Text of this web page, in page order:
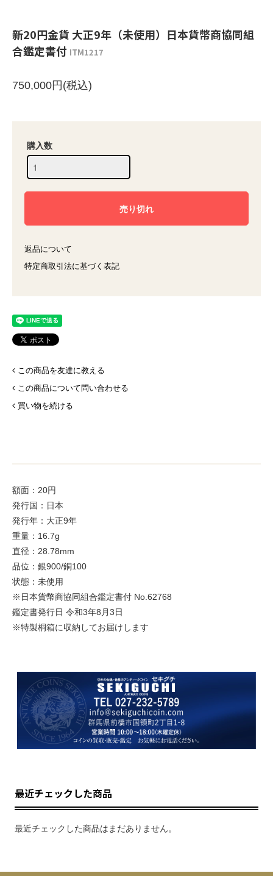
新20円金貨 大正9年（未使用）日本貨幣商協同組
合鑑定書付 ITM1217
750,000円(税込)
購入数
返品について
特定商取引法に基づく表記
この商品を友達に教える
この商品について問い合わせる
買い物を続ける
額面：20円
発行国：日本
発行年：大正9年
重量：16.7g
直径：28.78mm
品位：銀900/銅100
状態：未使用
※日本貨幣商協同組合鑑定書付 No.62768
鑑定書発行日 令和3年8月3日
※特製桐箱に収納してお届けします
最近チェックした商品
最近チェックした商品はまだありません。